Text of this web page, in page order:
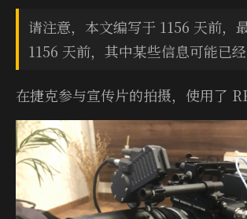
请注意，本文编写于 1156 天前，
1156 天前，其中某些信息可能已经
在捷克参与宣传片的拍摄，使用了